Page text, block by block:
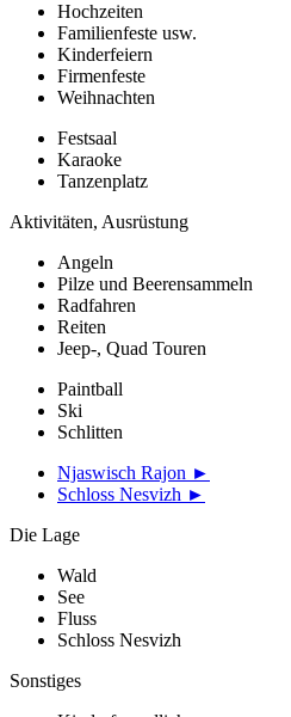
Hochzeiten
Familienfeste usw.
Kinderfeiern
Firmenfeste
Weihnachten
Festsaal
Karaoke
Tanzenplatz
Aktivitäten, Ausrüstung
Angeln
Pilze und Beerensammeln
Radfahren
Reiten
Jeep-, Quad Touren
Paintball
Ski
Schlitten
Njaswisch Rajon ►
Schloss Nesvizh ►
Die Lage
Wald
See
Fluss
Schloss Nesvizh
Sonstiges